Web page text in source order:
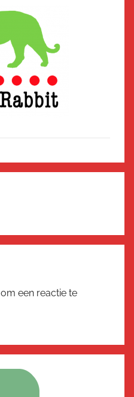
om een reactie te